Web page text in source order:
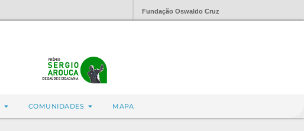
Fundação Oswaldo Cruz
COMUNIDADES MAPA